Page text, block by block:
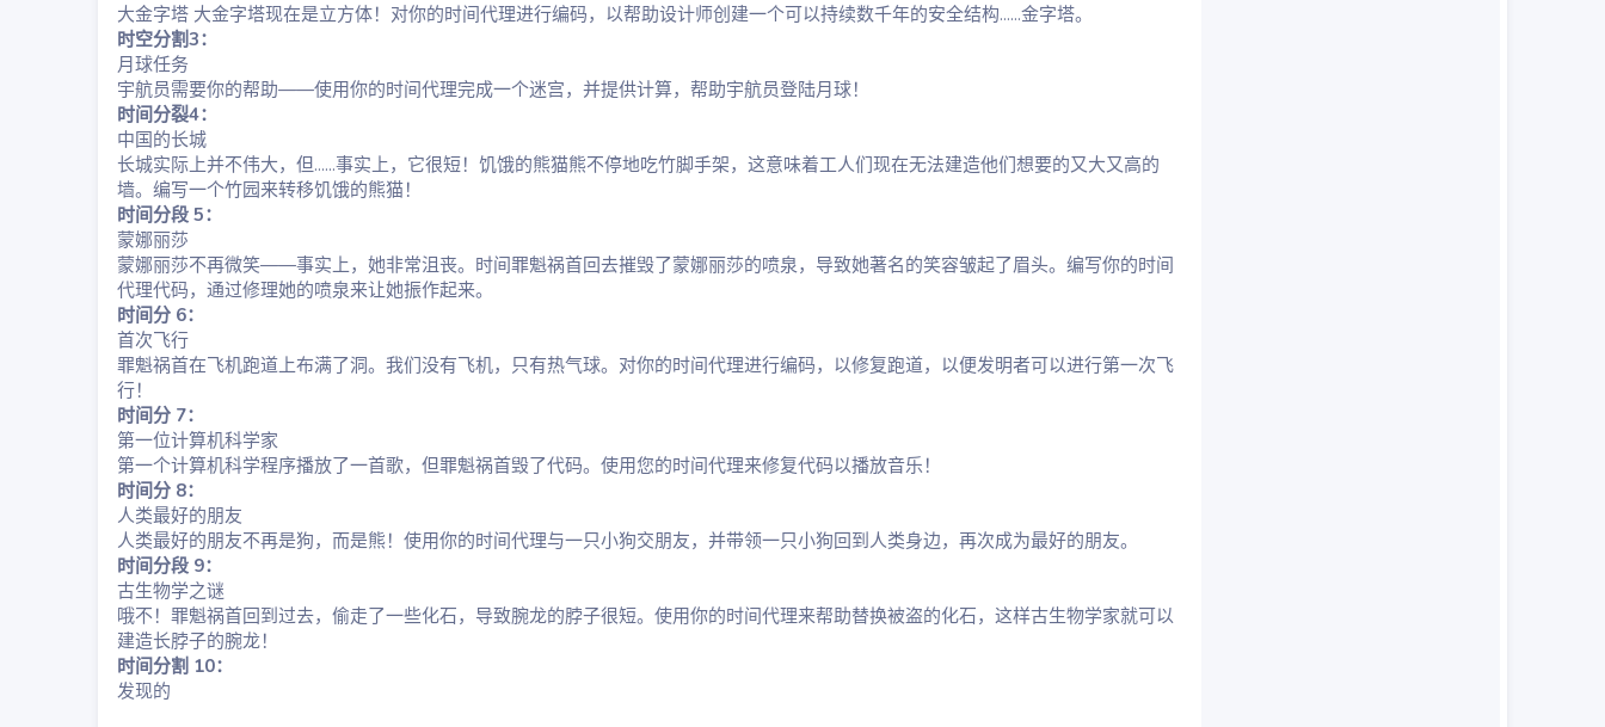
大金字塔 大金字塔现在是立方体！对你的时间代理进行编码，以帮助设计师创建一个可以持续数千年的安全结构......金字塔。
时空分割3：
月球任务
宇航员需要你的帮助——使用你的时间代理完成一个迷宫，并提供计算，帮助宇航员登陆月球！
时间分裂4：
中国的长城
长城实际上并不伟大，但......事实上，它很短！饥饿的熊猫熊不停地吃竹脚手架，这意味着工人们现在无法建造他们想要的又大又高的
墙。编写一个竹园来转移饥饿的熊猫！
时间分段 5：
蒙娜丽莎
蒙娜丽莎不再微笑——事实上，她非常沮丧。时间罪魁祸首回去摧毁了蒙娜丽莎的喷泉，导致她著名的笑容皱起了眉头。编写你的时间
代理代码，通过修理她的喷泉来让她振作起来。
时间分 6：
首次飞行
罪魁祸首在飞机跑道上布满了洞。我们没有飞机，只有热气球。对你的时间代理进行编码，以修复跑道，以便发明者可以进行第一次飞
行！
时间分 7：
第一位计算机科学家
第一个计算机科学程序播放了一首歌，但罪魁祸首毁了代码。使用您的时间代理来修复代码以播放音乐！
时间分 8：
人类最好的朋友
人类最好的朋友不再是狗，而是熊！使用你的时间代理与一只小狗交朋友，并带领一只小狗回到人类身边，再次成为最好的朋友。
时间分段 9：
古生物学之谜
哦不！罪魁祸首回到过去，偷走了一些化石，导致腕龙的脖子很短。使用你的时间代理来帮助替换被盗的化石，这样古生物学家就可以
建造长脖子的腕龙！
时间分割 10：
发现的